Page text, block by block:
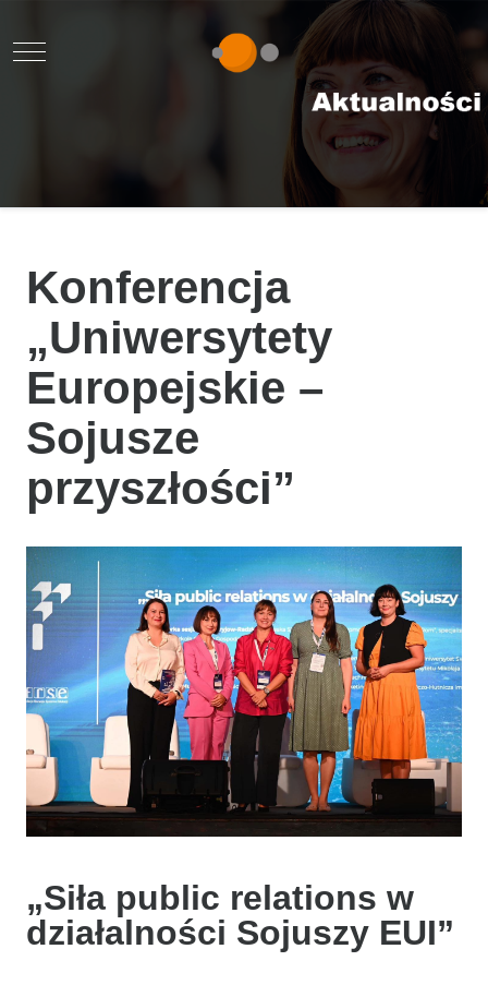
Mobile Menu Toggle
Konferencja
„Uniwersytety
Europejskie –
Sojusze
przyszłości”
„Siła public relations w
działalności Sojuszy EUI”